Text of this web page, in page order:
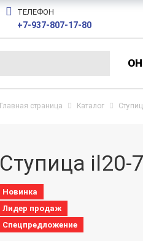
ТЕЛЕФОН
+7-937-807-17-80
Главная страница Каталог
Ступица il20-
Новинка
Лидер продаж
Спецпредложение